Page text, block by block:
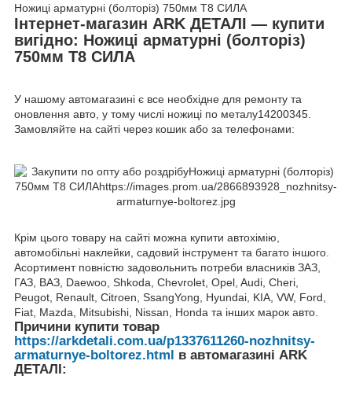
Ножиці арматурні (болторіз) 750мм Т8 СИЛА
Інтернет-магазин ARK ДЕТАЛІ — купити
вигідно: Ножиці арматурні (болторіз)
750мм Т8 СИЛА
У нашому автомагазині є все необхідне для ремонту та
оновлення авто, у тому числі ножиці по металу14200345.
Замовляйте на сайті через кошик або за телефонами:
Крім цього товару на сайті можна купити автохімію,
автомобільні наклейки, садовий інструмент та багато іншого.
Асортимент повністю задовольнить потреби власників ЗАЗ,
ГАЗ, ВАЗ, Daewoo, Shkoda, Chevrolet, Opel, Audi, Cheri,
Peugot, Renault, Citroen, SsangYong, Hyundai, KIA, VW, Ford,
Fiat, Mazda, Mitsubishi, Nissan, Honda та інших марок авто.
Причини купити товар
https://arkdetali.com.ua/p1337611260-nozhnitsy-
armaturnye-boltorez.html
в автомагазині ARK
ДЕТАЛІ: